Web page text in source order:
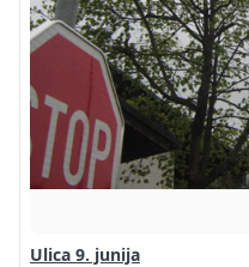
Ulica 9. junija